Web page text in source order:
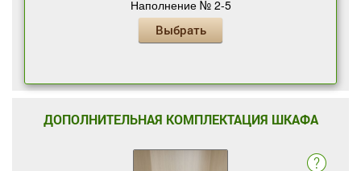
Наполнение № 2-5
Выбрать
ДОПОЛНИТЕЛЬНАЯ КОМПЛЕКТАЦИЯ ШКАФА